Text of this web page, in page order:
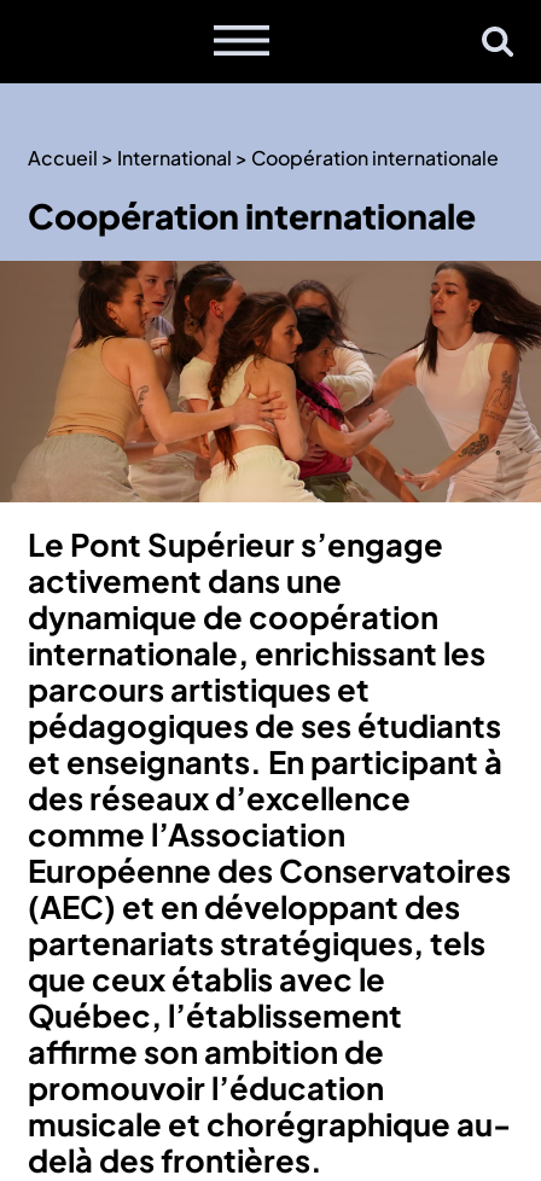
Accueil > International > Coopération internationale
Coopération internationale
Le Pont Supérieur s’engage
activement dans une
dynamique de coopération
internationale, enrichissant les
parcours artistiques et
pédagogiques de ses étudiants
et enseignants. En participant à
des réseaux d’excellence
comme l’Association
Européenne des Conservatoires
(AEC) et en développant des
partenariats stratégiques, tels
que ceux établis avec le
Québec, l’établissement
affirme son ambition de
promouvoir l’éducation
musicale et chorégraphique au-
delà des frontières.